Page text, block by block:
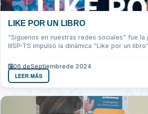
LIKE POR UN LIBRO
“Síguenos en nuestras redes sociales” fue
IIISP-TS impulsó la dinámica “Like por un libro”
06 deSeptiembrede 2024
LEER MÁS